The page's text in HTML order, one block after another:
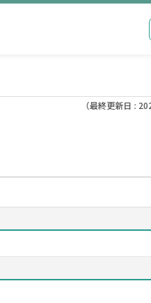
（最終更新日 :